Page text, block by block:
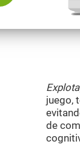
juego,
de